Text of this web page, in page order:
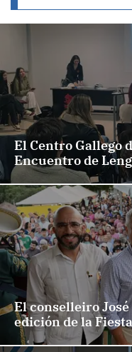
El Centro Gallego
Encuentro de
El conselleiro José
edición de la